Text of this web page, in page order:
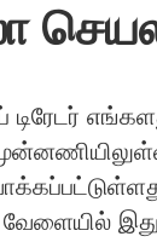
டிரேடர்
இது